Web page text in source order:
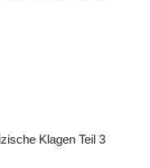
Klagen Teil 3